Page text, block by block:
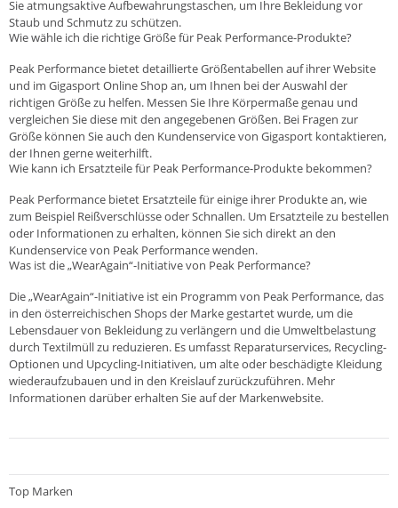
Sie atmungsaktive Aufbewahrungstaschen, um Ihre Bekleidung vor
Staub und Schmutz zu schützen.
Wie wähle ich die richtige Größe für Peak Performance-Produkte?
Peak Performance bietet detaillierte Größentabellen auf ihrer Website
und im Gigasport Online Shop an, um Ihnen bei der Auswahl der
richtigen Größe zu helfen. Messen Sie Ihre Körpermaße genau und
vergleichen Sie diese mit den angegebenen Größen. Bei Fragen zur
Größe können Sie auch den Kundenservice von Gigasport kontaktieren,
der Ihnen gerne weiterhilft.
Wie kann ich Ersatzteile für Peak Performance-Produkte bekommen?
Peak Performance bietet Ersatzteile für einige ihrer Produkte an, wie
zum Beispiel Reißverschlüsse oder Schnallen. Um Ersatzteile zu bestellen
oder Informationen zu erhalten, können Sie sich direkt an den
Kundenservice von Peak Performance wenden.
Was ist die „WearAgain“-Initiative von Peak Performance?
Die „WearAgain“-Initiative ist ein Programm von Peak Performance, das
in den österreichischen Shops der Marke gestartet wurde, um die
Lebensdauer von Bekleidung zu verlängern und die Umweltbelastung
durch Textilmüll zu reduzieren. Es umfasst Reparaturservices, Recycling-
Optionen und Upcycling-Initiativen, um alte oder beschädigte Kleidung
wiederaufzubauen und in den Kreislauf zurückzuführen. Mehr
Informationen darüber erhalten Sie auf der Markenwebsite.
Top Marken